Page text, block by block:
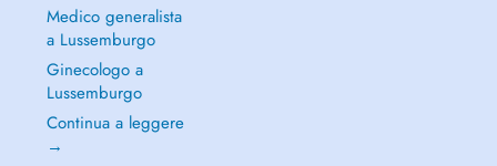
Medico generalista
a Lussemburgo
Ginecologo a
Lussemburgo
Continua a leggere
→